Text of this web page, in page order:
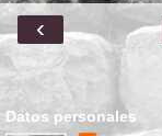
‹
Datos personales